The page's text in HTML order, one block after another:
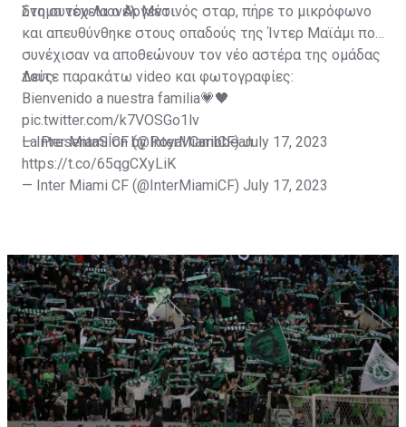
όνομα του Λιονέλ Μέσι.
Στη συνέχεια ο Αργεντινός σταρ, πήρε το μικρόφωνο
και απευθύνθηκε στους οπαδούς της Ίντερ Μαϊάμι που
συνέχισαν να αποθεώνουν τον νέο αστέρα της ομάδας
τους.
Δείτε παρακάτω video και φωτογραφίες:
Bienvenido a nuestra familia💗🖤
pic.twitter.com/k7VOSGo1lv
— Inter Miami CF (@InterMiamiCF)July 17, 2023
La PresentaSÍon by Royal Caribbean
https://t.co/65qgCXyLiK
— Inter Miami CF (@InterMiamiCF) July 17, 2023